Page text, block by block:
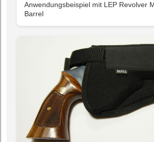
Anwendungsbeispiel mit LEP Revolver
Barrel